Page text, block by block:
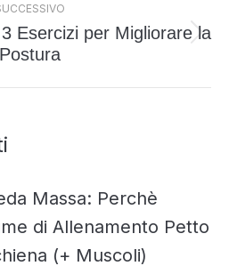
Prossimo
Esercizi per Migliorare la
Postura
Massa: Perchè
di Allenamento Petto
(+ Muscoli)